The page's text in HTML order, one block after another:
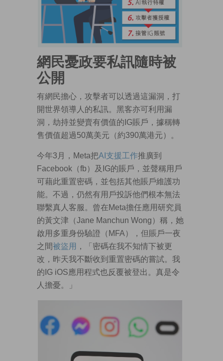
網民憂政要私訊隨時被
公開
有網民擔心，攻擊者可以透過這漏洞，打
開世界領導人的私訊。黑客亦可利用漏
洞，劫持並變賣有價值的IG賬戶，據稱轉
售價值超過50萬美元（約390萬港元）。
今年3月，Meta把AI支援工作推廣到
Facebook（fb）及IG的賬戶，並聲稱用戶
可藉此重置密碼，並包括其他賬戶維護功
能。不過，仍然有用戶投訴他們根本無法
聯繫真人客服。曾在Meta擔任應用研究員
的黃文津（Jane Manchun Wong）稱，她
啟用多重身份驗證（MFA），但賬戶一夜
之間被盜用 ，「密碼在我不知情下被更
改，昨天我不斷收到重置密碼的嘗試。我
的IG iOS應用程式也反覆被登出。真是令
人擔憂。」